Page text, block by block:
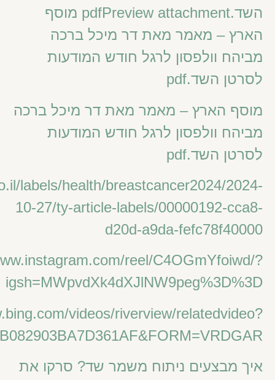
השד.pdfPreview attachment מוסף
הארץ – מאמר מאת דר מיכל ברכה
מביהח וולפסון לרגל חודש המודעות
לסרטן השד.pdf
מוסף הארץ – מאמר מאת דר מיכל ברכה
מביהח וולפסון לרגל חודש המודעות
לסרטן השד.pdf
labels/health/breastcancer2024/2024-
10-27/ty-article-labels/00000192-cca8-
d20d-a9da-fefc78f40000
reel/C4OGmYfoiwd/?
igsh=MWpvdXk4dXJlNW9peg%3D%3D
videos/riverview/relatedvideo?
איך מבצעים ניתוח משמר שד? סרקו את